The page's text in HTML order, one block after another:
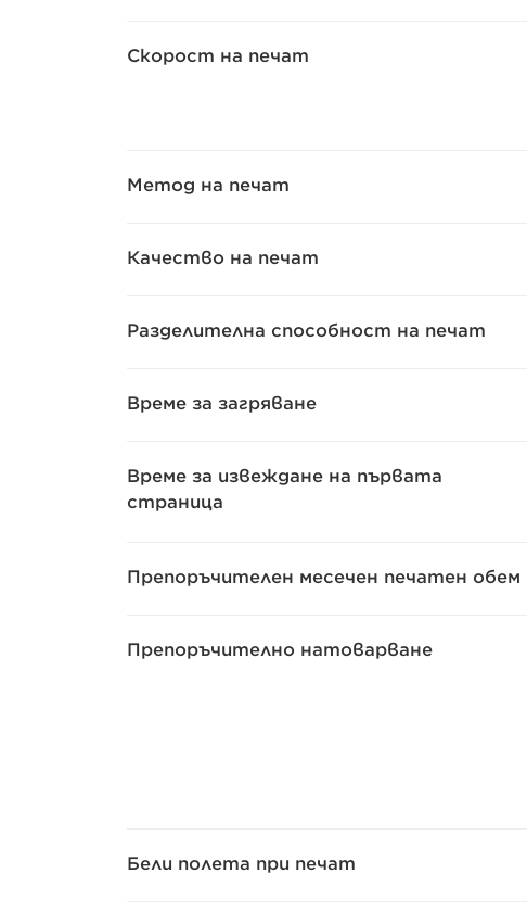
Скорост на печат
Метод на печат
Качество на печат
Разделителна способност на печат
Време за загряване
Време за извеждане на първата
страница
Препоръчителен месечен печатен обем
Препоръчително натоварване
Бели полета при печат